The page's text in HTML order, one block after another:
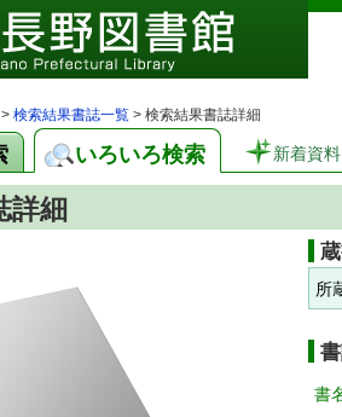
> 検索結果書誌一覧 > 検索結果書誌詳細
いろいろ検索 新着資料
詳細
所
書